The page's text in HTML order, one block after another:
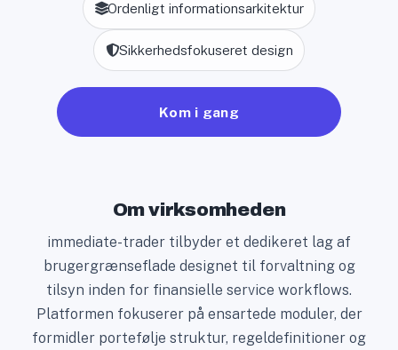
Ordenligt informationsarkitektur
Sikkerhedsfokuseret design
Kom i gang
Om virksomheden
immediate-trader tilbyder et dedikeret lag af
brugergrænseflade designet til forvaltning og
tilsyn inden for finansielle service workflows.
Platformen fokuserer på ensartede moduler, der
formidler portefølje struktur, regeldefinitioner og